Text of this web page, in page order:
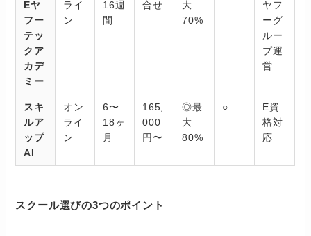
Eヤ
フー
テッ
クア
カデ
ミー
ライ
ン
16週
間
合せ
大
70%
ヤフ
ーグ
ルー
プ運
営
スキ
ルア
ップ
AI
オン
ライ
ン
6〜
18ヶ
月
165,
000
円〜
◎最
大
80%
○
E資
格対
応
スクール選びの3つのポイント